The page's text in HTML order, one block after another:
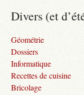
Divers (et
Géométrie
Dossiers
Informatique
Recettes de cuisine
Bricolage